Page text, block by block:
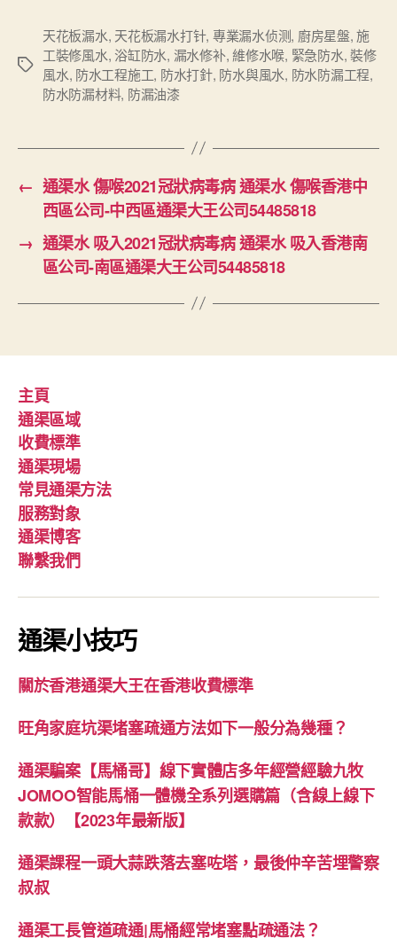
Tags
天花板漏水, 天花板漏水打针, 專業漏水侦测, 廚房星盤,施
工裝修風水, 浴缸防水, 漏水修补,維修水喉, 緊急防水,裝修
風水, 防水工程施工, 防水打針, 防水與風水, 防水防漏工程,
防水防漏材料, 防漏油漆
← 通渠水 傷喉2021冠狀病毒病 通渠水 傷喉香港中
西區公司-中西區通渠大王公司54485818
→ 通渠水 吸入2021冠狀病毒病 通渠水 吸入香港南
區公司-南區通渠大王公司54485818
主頁
通渠區域
收費標準
通渠現場
常見通渠方法
服務對象
通渠博客
聯繫我們
通渠小技巧
關於香港通渠大王在香港收費標準
旺角家庭坑渠堵塞疏通方法如下一般分為幾種？
通渠騙案【馬桶哥】線下實體店多年經營經驗九牧
JOMOO智能馬桶一體機全系列選購篇（含線上線下
款款）【2023年最新版】
通渠課程一頭大蒜跌落去塞咗塔，最後仲辛苦埋警察
叔叔
通渠工長管道疏通|馬桶經常堵塞點疏通法？